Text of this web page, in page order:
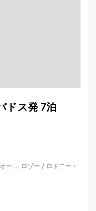
ドス発 7泊
ー … ロゾー / ロドニー・